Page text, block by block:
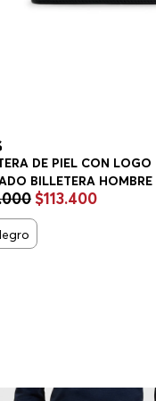
DE PIEL CON LOGO
BILLETERA HOMBRE
000 $113.400